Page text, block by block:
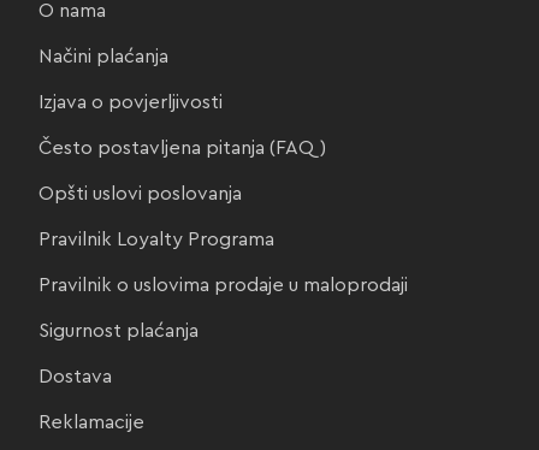
O nama
Načini plaćanja
Izjava o povjerljivosti
Često postavljena pitanja (FAQ)
Opšti uslovi poslovanja
Pravilnik Loyalty Programa
Pravilnik o uslovima prodaje u maloprodaji
Sigurnost plaćanja
Dostava
Reklamacije